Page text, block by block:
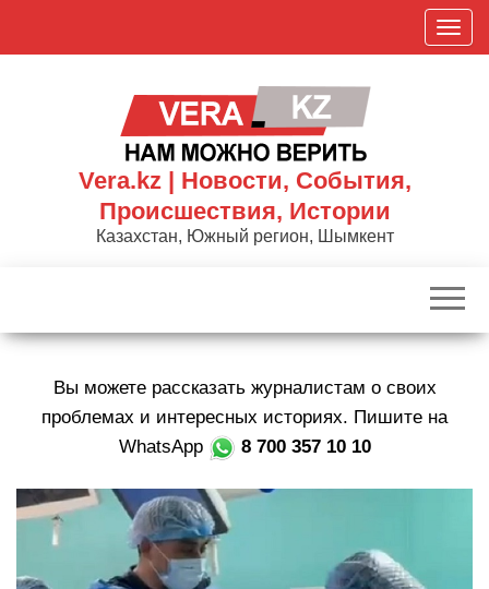
П
о
к
р
Vera.kz | Новости, События,
Происшествия, Истории
Казахстан, Южный регион, Шымкент
Вы можете рассказать журналистам о своих
проблемах и интересных историях. Пишите на
WhatsApp
8 700 357 10 10